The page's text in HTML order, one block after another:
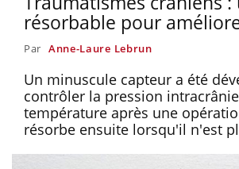
résorbable pour
Par Anne-Laure Lebrun
Un minuscule capteur a été
contrôler la pression
température après une
résorbe ensuite lorsqu'il n'est